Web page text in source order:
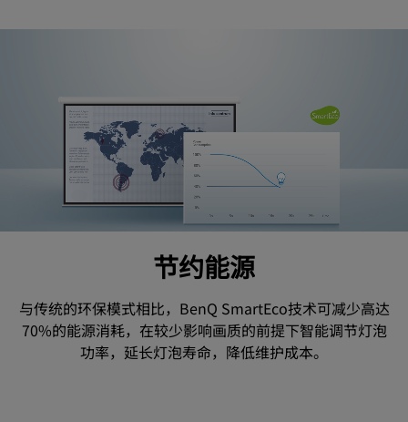
节约能源
与传统的环保模式相比，BenQ SmartEco技术可减少高达
70%的能源消耗，在较少影响画质的前提下智能调节灯泡
功率，延长灯泡寿命，降低维护成本。